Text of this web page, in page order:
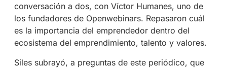
conversación a dos, con Víctor Humanes, uno de
los fundadores de Openwebinars. Repasaron cuál
es la importancia del emprendedor dentro del
ecosistema del emprendimiento, talento y valores.
Siles subrayó, a preguntas de este periódico, que